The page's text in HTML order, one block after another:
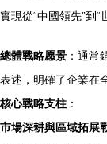
實現從“中國領先”到“
總體戰略愿景 ：通常
表述，明確了企業在
核心戰略支柱 ：
市場深耕與區域拓展